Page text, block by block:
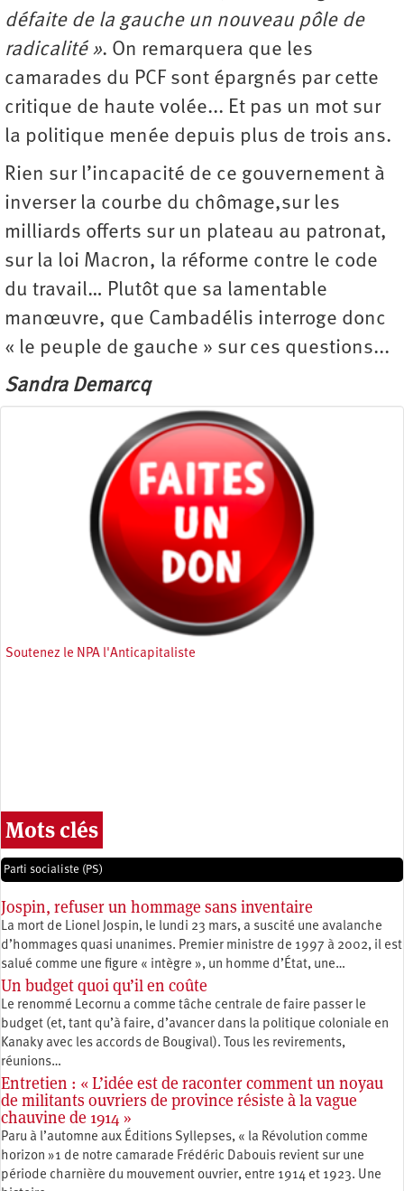
défaite de la gauche un nouveau pôle de
radicalité ». On remarquera que les
camarades du PCF sont épargnés par cette
critique de haute volée... Et pas un mot sur
la politique menée depuis plus de trois ans.
Rien sur l’incapacité de ce gouvernement à
inverser la courbe du chômage,sur les
milliards offerts sur un plateau au patronat,
sur la loi Macron, la réforme contre le code
du travail… Plutôt que sa lamentable
manœuvre, que Cambadélis interroge donc
« le peuple de gauche » sur ces questions...
Sandra Demarcq
Soutenez le NPA l'Anticapitaliste
Mots clés
Parti socialiste (PS)
Jospin, refuser un hommage sans inventaire
La mort de Lionel Jospin, le lundi 23 mars, a suscité une avalanche
d’hommages quasi unanimes. Premier ministre de 1997 à 2002, il est
salué comme une figure « intègre », un homme d’État, une…
Un budget quoi qu’il en coûte
Le renommé Lecornu a comme tâche centrale de faire passer le
budget (et, tant qu’à faire, d’avancer dans la politique coloniale en
Kanaky avec les accords de Bougival). Tous les revirements,
réunions…
Entretien : « L’idée est de raconter comment un noyau
de militants ouvriers de province résiste à la vague
chauvine de 1914 »
Paru à l’automne aux Éditions Syllepses, « la Révolution comme
horizon »1 de notre camarade Frédéric Dabouis revient sur une
période charnière du mouvement ouvrier, entre 1914 et 1923. Une